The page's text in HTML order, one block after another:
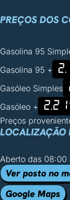
PREÇOS DOS
Gasolina 95
Gasolina 95 +
Gasóleo Simples
Gasóleo +
Preços
LOCALIZAÇÃO
Aberto das 08:00
Ver posto no
Google Maps